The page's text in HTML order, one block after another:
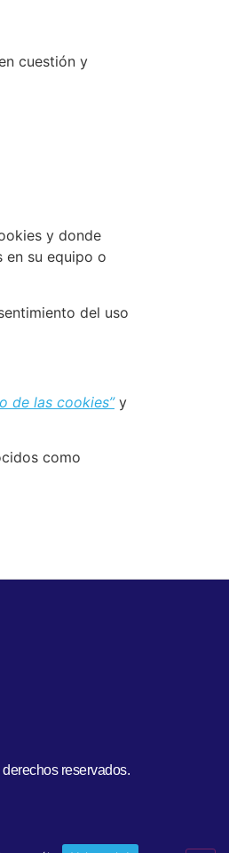
cuestión y
y donde
en su equipo o
del uso
de las cookies”y
como
reservados.